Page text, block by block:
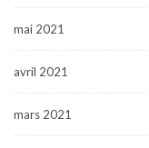
mai 2021
avril 2021
mars 2021